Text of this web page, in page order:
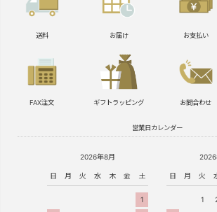
送料 お届け お支払い
FAX注文 ギフトラッピング お問合わせ
営業日カレンダー
2026年8月
日 月 火 水 木 金 土
1
日 月 火
1